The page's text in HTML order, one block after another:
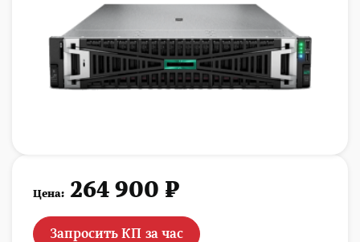
Цена: 264 900 ₽
Запросить КП за час